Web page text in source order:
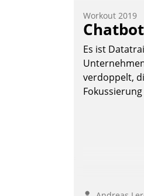
Workout 2019
Es ist
verdoppelt,